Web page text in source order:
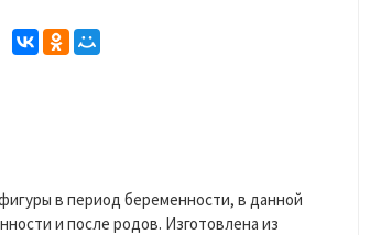
в период беременности, в данной
и после родов. Изготовлена из